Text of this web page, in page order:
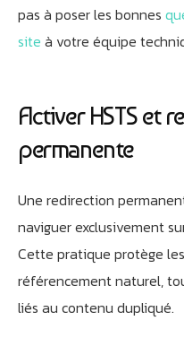
pas à poser les bonnes
site à votre équipe
Activer HSTS et
permanente
Une redirection
naviguer exclusivement
Cette pratique protège
référencement naturel,
liés au contenu dupliqué.